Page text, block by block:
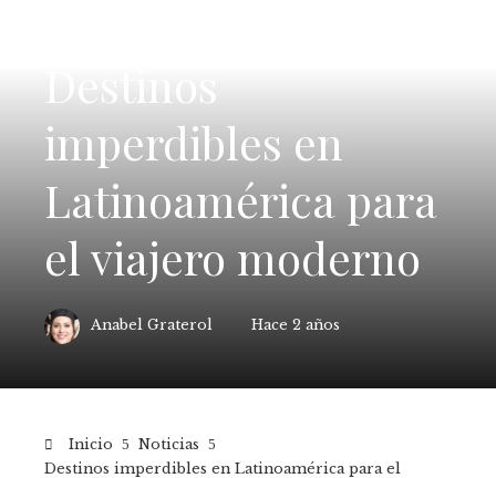
Destinos
imperdibles en
Latinoamérica para
el viajero moderno
Anabel Graterol Hace 2 años
Inicio
Noticias
Destinos imperdibles en Latinoamérica para el